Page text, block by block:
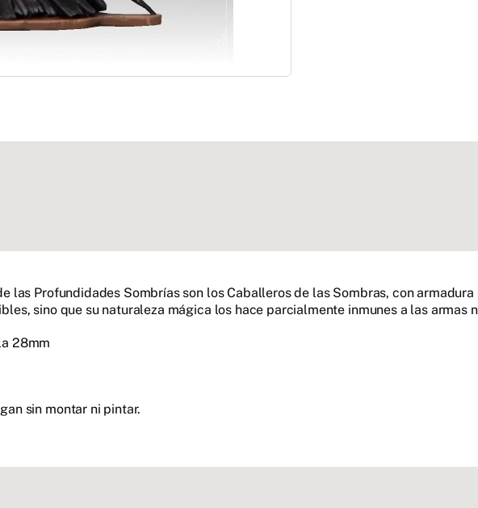
las Profundidades Sombrías son los Caballeros de las Sombras, con
sino que su naturaleza mágica los hace parcialmente inmunes a las armas
28mm
sin montar ni pintar.